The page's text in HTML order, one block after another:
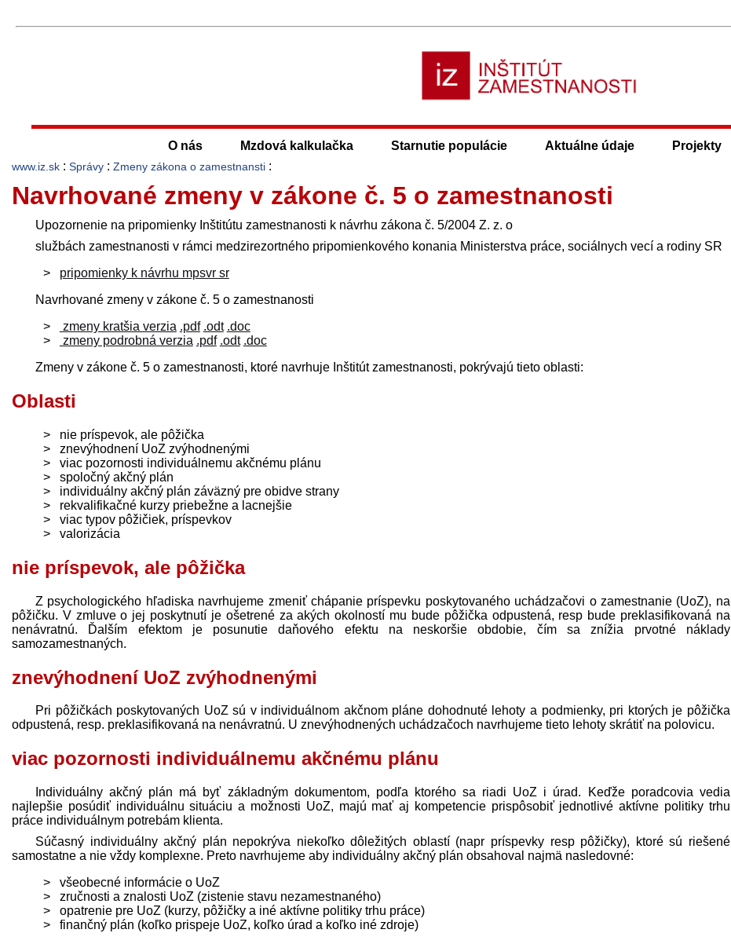
O nás Mzdová kalkulačka Starnutie populácie Aktuálne údaje Projekty
www.iz.sk : Správy : Zmeny zákona o zamestnansti :
Navrhované zmeny v zákone č. 5 o zamestnanosti
Upozornenie na pripomienky Inštitútu zamestnanosti k návrhu zákona č. 5/2004 Z. z. o
službách zamestnanosti v rámci medzirezortného pripomienkového konania Ministerstva práce, sociálnych vecí a rodiny SR
pripomienky k návrhu mpsvr sr
Navrhované zmeny v zákone č. 5 o zamestnanosti
zmeny kratšia verzia .pdf .odt .doc
zmeny podrobná verzia .pdf .odt .doc
Zmeny v zákone č. 5 o zamestnanosti, ktoré navrhuje Inštitút zamestnanosti, pokrývajú tieto oblasti:
Oblasti
nie príspevok, ale pôžička
znevýhodnení UoZ zvýhodnenými
viac pozornosti individuálnemu akčnému plánu
spoločný akčný plán
individuálny akčný plán záväzný pre obidve strany
rekvalifikačné kurzy priebežne a lacnejšie
viac typov pôžičiek, príspevkov
valorizácia
nie príspevok, ale pôžička
Z psychologického hľadiska navrhujeme zmeniť chápanie príspevku poskytovaného uchádzačovi o zamestnanie (UoZ), na
pôžičku. V zmluve o jej poskytnutí je ošetrené za akých okolností mu bude pôžička odpustená, resp bude preklasifikovaná na
nenávratnú. Ďalším efektom je posunutie daňového efektu na neskoršie obdobie, čím sa znížia prvotné náklady
samozamestnaných.
znevýhodnení UoZ zvýhodnenými
Pri pôžičkách poskytovaných UoZ sú v individuálnom akčnom pláne dohodnuté lehoty a podmienky, pri ktorých je pôžička
odpustená, resp. preklasifikovaná na nenávratnú. U znevýhodnených uchádzačoch navrhujeme tieto lehoty skrátiť na polovicu.
viac pozornosti individuálnemu akčnému plánu
Individuálny akčný plán má byť základným dokumentom, podľa ktorého sa riadi UoZ i úrad. Keďže poradcovia vedia
najlepšie posúdiť individuálnu situáciu a možnosti UoZ, majú mať aj kompetencie prispôsobiť jednotlivé aktívne politiky trhu
práce individuálnym potrebám klienta.
Súčasný individuálny akčný plán nepokrýva niekoľko dôležitých oblastí (napr príspevky resp pôžičky), ktoré sú riešené
samostatne a nie vždy komplexne. Preto navrhujeme aby individuálny akčný plán obsahoval najmä nasledovné:
všeobecné informácie o UoZ
zručnosti a znalosti UoZ (zistenie stavu nezamestnaného)
opatrenie pre UoZ (kurzy, pôžičky a iné aktívne politiky trhu práce)
finančný plán (koľko prispeje UoZ, koľko úrad a koľko iné zdroje)